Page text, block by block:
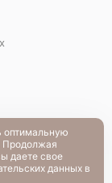
оптимальную
Продолжая
даете свое
данных в